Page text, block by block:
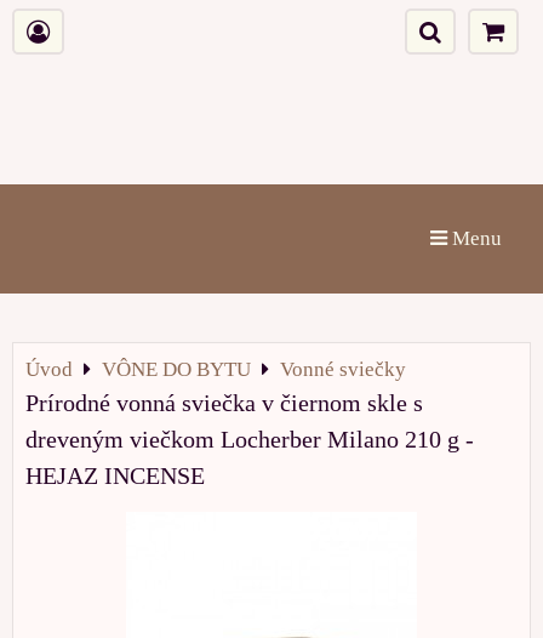
Menu
Úvod VÔNE DO BYTU Vonné sviečky
Prírodné vonná sviečka v čiernom skle s
dreveným viečkom Locherber Milano 210 g -
HEJAZ INCENSE